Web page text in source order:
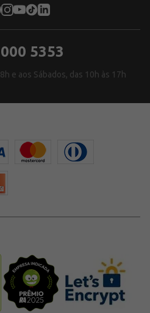
5353
e aos Sábados, das 10h às 17h